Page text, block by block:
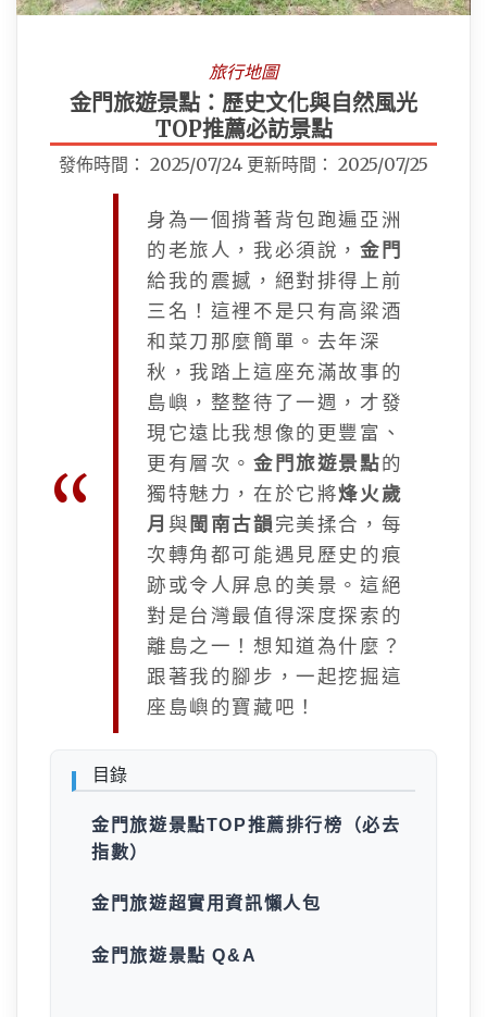
旅行地圖
金門旅遊景點：歷史文化與自然風光
TOP推薦必訪景點
發佈時間： 2025/07/24 更新時間： 2025/07/25
身為一個揹著背包跑遍亞洲
的老旅人，我必須說，金門
給我的震撼，絕對排得上前
三名！這裡不是只有高粱酒
和菜刀那麼簡單。去年深
秋，我踏上這座充滿故事的
島嶼，整整待了一週，才發
現它遠比我想像的更豐富、
更有層次。 金門旅遊景點的
獨特魅力，在於它將烽火歲
月 與 閩南古韻 完美揉合，每
次轉角都可能遇見歷史的痕
跡或令人屏息的美景。這絕
對是台灣最值得深度探索的
離島之一！想知道為什麼？
跟著我的腳步，一起挖掘這
座島嶼的寶藏吧！
目錄
金門旅遊景點TOP推薦排行榜（必去
指數）
金門旅遊超實用資訊懶人包
金門旅遊景點 Q&A